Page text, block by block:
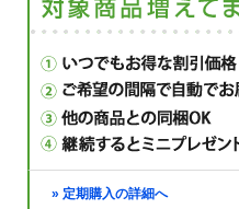
» 定期購入の詳細へ